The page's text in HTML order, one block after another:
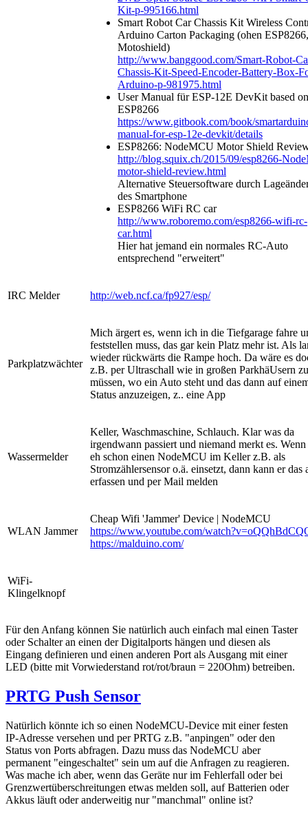
Kit-p-995166.html
Smart Robot Car Chassis Kit Wireless
Arduino Carton Packaging (ohen
Motoshield)
http://www.banggood.com/Smart-Robot-
Chassis-Kit-Speed-Encoder-Battery-Box-
Arduino-p-981975.html
User Manual für ESP-12E DevKit based on
ESP8266
https://www.gitbook.com/book/
manual-for-esp-12e-devkit/details
ESP8266: NodeMCU Motor Shield
http://blog.squix.ch/2015/09/esp8266-
motor-shield-review.html
Alternative Steuersoftware durch
des Smartphone
ESP8266 WiFi RC car
http://www.roboremo.com/esp8266-wifi-rc-
car.html
Hier hat jemand ein normales RC-Auto
entsprechend "erweitert"
IRC Melder http://web.ncf.ca/fp927/esp/
Parkplatzwächter
Mich ärgert es, wenn ich in die Tiefgarage fahre
feststellen muss, das gar kein Platz mehr ist. Als
wieder rückwärts die Rampe hoch. Da wäre es
z.B. per Ultraschall wie in großen ParkhäUsern zu
müssen, wo ein Auto steht und das dann auf
Status anzuzeigen, z.. eine App
Wassermelder
Keller, Waschmaschine, Schlauch. Klar was da
irgendwann passiert und niemand merkt es. Wenn
eh schon einen NodeMCU im Keller z.B. als
Stromzählersensor o.ä. einsetzt, dann kann er das
erfassen und per Mail melden
WLAN Jammer
Cheap Wifi 'Jammer' Device | NodeMCU
https://www.youtube.com/
https://malduino.com/
WiFi-
Klingelknopf
Für den Anfang können Sie natürlich auch einfach mal einen Taster
oder Schalter an einen der Digitalports hängen und diesen als
Eingang definieren und einen anderen Port als Ausgang mit einer
LED (bitte mit Vorwiederstand rot/rot/braun = 220Ohm) betreiben.
PRTG Push Sensor
Natürlich könnte ich so einen NodeMCU-Device mit einer festen
IP-Adresse versehen und per PRTG z.B. "anpingen" oder den
Status von Ports abfragen. Dazu muss das NodeMCU aber
permanent "eingeschaltet" sein um auf die Anfragen zu reagieren.
Was mache ich aber, wenn das Geräte nur im Fehlerfall oder bei
Grenzwertüberschreitungen etwas melden soll, auf Batterien oder
Akkus läuft oder anderweitig nur "manchmal" online ist?